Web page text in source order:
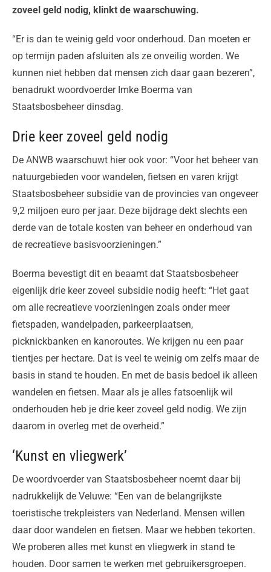
zoveel geld nodig, klinkt de waarschuwing.
“Er is dan te weinig geld voor onderhoud. Dan moeten er
op termijn paden afsluiten als ze onveilig worden. We
kunnen niet hebben dat mensen zich daar gaan bezeren”,
benadrukt woordvoerder Imke Boerma van
Staatsbosbeheer dinsdag.
Drie keer zoveel geld nodig
De ANWB waarschuwt hier ook voor: “Voor het beheer van
natuurgebieden voor wandelen, fietsen en varen krijgt
Staatsbosbeheer subsidie van de provincies van ongeveer
9,2 miljoen euro per jaar. Deze bijdrage dekt slechts een
derde van de totale kosten van beheer en onderhoud van
de recreatieve basisvoorzieningen.”
Boerma bevestigt dit en beaamt dat Staatsbosbeheer
eigenlijk drie keer zoveel subsidie nodig heeft: “Het gaat
om alle recreatieve voorzieningen zoals onder meer
fietspaden, wandelpaden, parkeerplaatsen,
picknickbanken en kanoroutes. We krijgen nu een paar
tientjes per hectare. Dat is veel te weinig om zelfs maar de
basis in stand te houden. En met de basis bedoel ik alleen
wandelen en fietsen. Maar als je alles fatsoenlijk wil
onderhouden heb je drie keer zoveel geld nodig. We zijn
daarom in overleg met de overheid.”
‘Kunst en vliegwerk’
De woordvoerder van Staatsbosbeheer noemt daar bij
nadrukkelijk de Veluwe: “Een van de belangrijkste
toeristische trekpleisters van Nederland. Mensen willen
daar door wandelen en fietsen. Maar we hebben tekorten.
We proberen alles met kunst en vliegwerk in stand te
houden. Door samen te werken met gebruikersgroepen.